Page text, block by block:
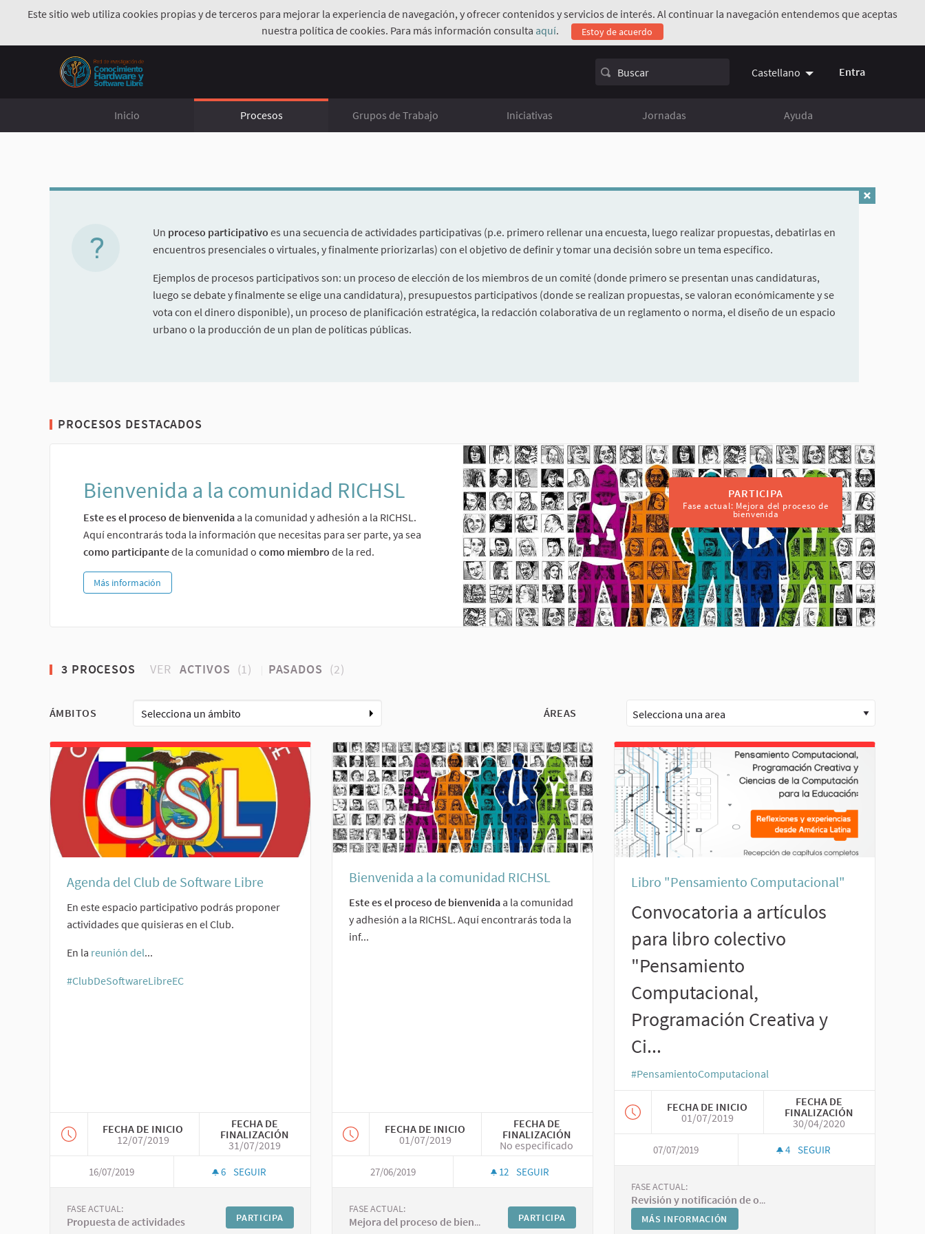
Este sitio web utiliza cookies propias y de terceros para mejorar la experiencia de navegación, y ofrecer contenidos y servicios de interés. Al continuar la navegación entendemos que aceptas
nuestra política de cookies. Para más información consulta aquí. Estoy de acuerdo
Castellano Entra
Inicio Procesos Grupos de Trabajo Iniciativas Jornadas Ayuda
Un proceso participativo es una secuencia de actividades participativas (p.e. primero rellenar una encuesta, luego realizar propuestas, debatirlas en
encuentros presenciales o virtuales, y finalmente priorizarlas) con el objetivo de definir y tomar una decisión sobre un tema específico.
Ejemplos de procesos participativos son: un proceso de elección de los miembros de un comité (donde primero se presentan unas candidaturas,
luego se debate y finalmente se elige una candidatura), presupuestos participativos (donde se realizan propuestas, se valoran económicamente y se
vota con el dinero disponible), un proceso de planificación estratégica, la redacción colaborativa de un reglamento o norma, el diseño de un espacio
urbano o la producción de un plan de políticas públicas.
PROCESOS DESTACADOS
Bienvenida a la comunidad RICHSL
Este es el proceso de bienvenida a la comunidad y adhesión a la RICHSL.
Aquí encontrarás toda la información que necesitas para ser parte, ya sea
como participantede la comunidad o como miembro de la red.
Más información
PARTICIPA
Fase actual: Mejora del proceso de
bienvenida
3 PROCESOS VER ACTIVOS (1) PASADOS (2)
ÁMBITOS Selecciona un ámbito ÁREAS
Agenda del Club de Software Libre
En este espacio participativo podrás proponer
actividades que quisieras en el Club.
En la reunión del...
#ClubDeSoftwareLibreEC
FECHA DE INICIO
12/07/2019
FECHA DE
FINALIZACIÓN
31/07/2019
16/07/2019 6 SEGUIR
FASE ACTUAL:
Propuesta de actividades PARTICIPA
Bienvenida a la comunidad RICHSL
Este es el proceso de bienvenidaa la comunidad
y adhesión a la RICHSL. Aquí encontrarás toda la
inf...
FECHA DE INICIO
01/07/2019
FECHA DE
FINALIZACIÓN
No especificado
27/06/2019 12 SEGUIR
FASE ACTUAL:
Mejora del proceso de bienvenida
PARTICIPA
Libro "Pensamiento Computacional"
Convocatoria a artículos
para libro colectivo
"Pensamiento
Computacional,
Programación Creativa y
Ci...
#PensamientoComputacional
FECHA DE INICIO
01/07/2019
FECHA DE
FINALIZACIÓN
30/04/2020
07/07/2019 4 SEGUIR
FASE ACTUAL:
Revisión y notificación de observaciones
MÁS INFORMACIÓN